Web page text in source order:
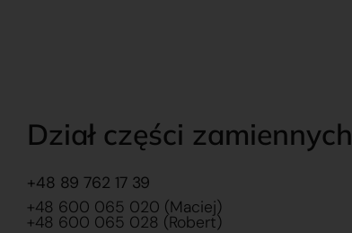
Dział części zamiennych
+48 89 762 17 39
+48 600 065 020 (Maciej)
+48 600 065 028 (Robert)